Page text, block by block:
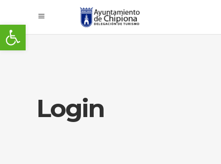
Abrir barra de herramientas
Login